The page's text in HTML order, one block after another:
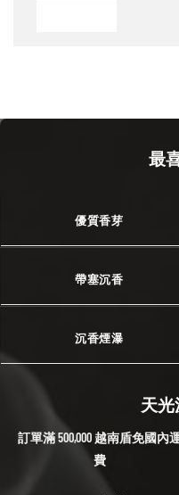
最
優質香芽
帶塞沉香
沉香煙瀑
天
訂單滿 500,000 越南盾免國內
費